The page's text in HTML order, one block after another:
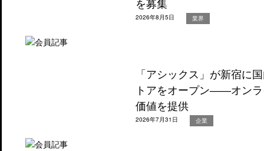
2026年8月5日 業界
「アシックス」が新宿に
トアをオープン――オン
価値を提供
2026年7月31日 企業